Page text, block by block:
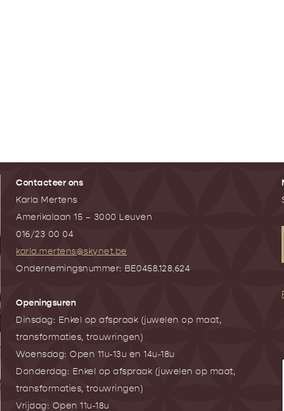
Contacteer ons
Karla Mertens
Amerikalaan 15 – 3000 Leuven
016/23 00 04
karla.mertens@skynet.be
Ondernemingsnummer: BE0458.128.624
Openingsuren
Dinsdag: Enkel op afspraak (juwelen op maat,
transformaties, trouwringen)
Woensdag: Open 11u-13u en 14u-18u
Donderdag: Enkel op afspraak (juwelen op maat,
transformaties, trouwringen)
Vrijdag: Open 11u-18u